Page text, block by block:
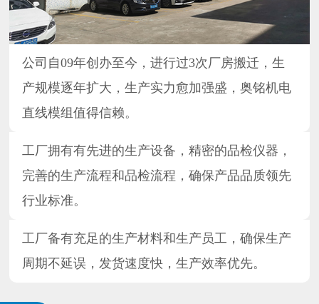
公司自09年创办至今，进行过3次厂房搬迁，生
产规模逐年扩大，生产实力愈加强盛，奥铭机电
直线模组值得信赖。
工厂拥有有先进的生产设备，精密的品检仪器，
完善的生产流程和品检流程，确保产品品质领先
行业标准。
工厂备有充足的生产材料和生产员工，确保生产
周期不延误，发货速度快，生产效率优先。